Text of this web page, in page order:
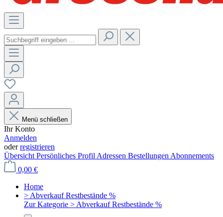
Menü schließen
Ihr Konto
Anmelden
oderregistrieren
Übersicht Persönliches Profil Adressen Bestellungen Abonnements
0,00 €
Home
> Abverkauf Restbestände %
Zur Kategorie > Abverkauf Restbestände %